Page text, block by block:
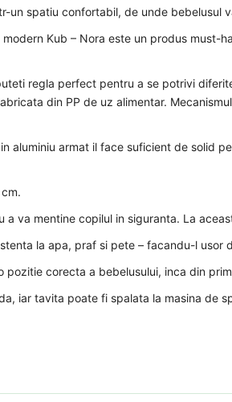
un spatiu confortabil, de unde bebelusul
Kub – Nora este un produs
regla perfect pentru a se potrivi
din PP de uz alimentar.
aluminiu armat il face suficient de solid
va mentine copilul in siguranta. La
la apa, praf si pete – facandu-l usor
corecta a bebelusului, inca din
iar tavita poate fi spalata la masina de